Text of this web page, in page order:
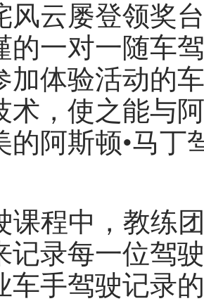
风云屡登领奖
的一对一随车
加体验活动的
术，使之能与
的阿斯顿•马丁
程中，教练
记录每一位驾
车手驾驶记录